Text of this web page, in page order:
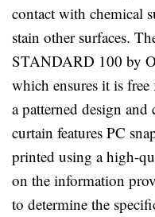
contact with chemical
stain other surfaces.
STANDARD 100 by
which ensures it is
a patterned design
curtain features PC
printed using a high-
on the information
to determine the